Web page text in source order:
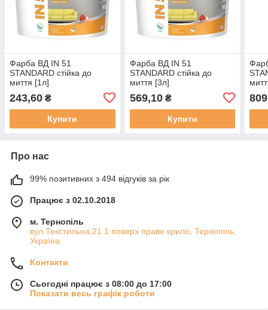
Фарба ВД IN 51
STANDARD стійка до
миття [1л]
243,60 ₴
Купити
Фарба ВД IN 51
STANDARD стійка до
миття [3л]
569,10₴
Купити
Про нас
99% позитивних з 494 відгуків за рік
Працює з 02.10.2018
м. Тернопіль
вул.Текстильна,21 1 поверх праве крило, Тернопіль,
Україна
Контакти
Сьогодні працює з 08:00 до 17:00
Показати весь графік роботи